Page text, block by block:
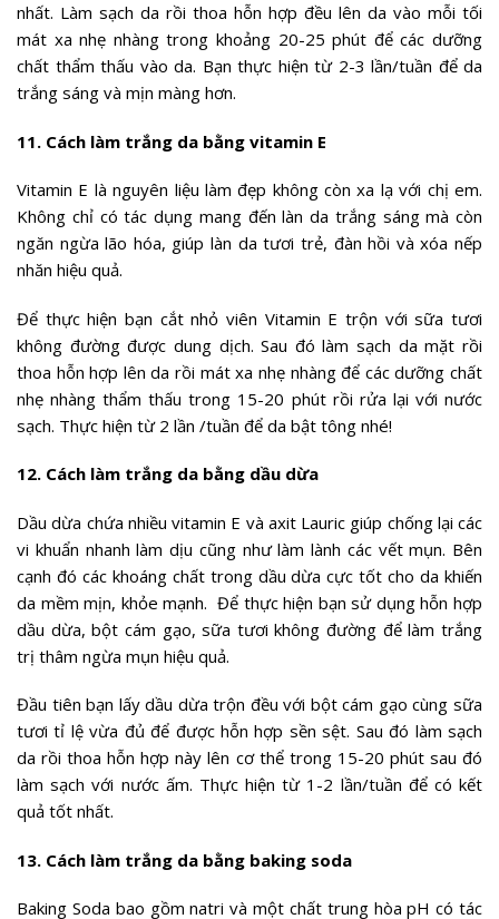
nhất. Làm sạch da rồi thoa hỗn hợp đều lên da vào mỗi tối
mát xa nhẹ nhàng trong khoảng 20-25 phút để các dưỡng
chất thẩm thấu vào da. Bạn thực hiện từ 2-3 lần/tuần để da
trắng sáng và mịn màng hơn.
11. Cách làm trắng da bằng vitamin E
Vitamin E là nguyên liệu làm đẹp không còn xa lạ với chị em.
Không chỉ có tác dụng mang đến làn da trắng sáng mà còn
ngăn ngừa lão hóa, giúp làn da tươi trẻ, đàn hồi và xóa nếp
nhăn hiệu quả.
Để thực hiện bạn cắt nhỏ viên Vitamin E trộn với sữa tươi
không đường được dung dịch. Sau đó làm sạch da mặt rồi
thoa hỗn hợp lên da rồi mát xa nhẹ nhàng để các dưỡng chất
nhẹ nhàng thẩm thấu trong 15-20 phút rồi rửa lại với nước
sạch. Thực hiện từ 2 lần /tuần để da bật tông nhé!
12. Cách làm trắng da bằng dầu dừa
Dầu dừa chứa nhiều vitamin E và axit Lauric giúp chống lại các
vi khuẩn nhanh làm dịu cũng như làm lành các vết mụn. Bên
cạnh đó các khoáng chất trong dầu dừa cực tốt cho da khiến
da mềm mịn, khỏe mạnh. Để thực hiện bạn sử dụng hỗn hợp
dầu dừa, bột cám gạo, sữa tươi không đường để làm trắng
trị thâm ngừa mụn hiệu quả.
Đầu tiên bạn lấy dầu dừa trộn đều với bột cám gạo cùng sữa
tươi tỉ lệ vừa đủ để được hỗn hợp sền sệt. Sau đó làm sạch
da rồi thoa hỗn hợp này lên cơ thể trong 15-20 phút sau đó
làm sạch với nước ấm. Thực hiện từ 1-2 lần/tuần để có kết
quả tốt nhất.
13. Cách làm trắng da bằng baking soda
Baking Soda bao gồm natri và một chất trung hòa pH có tác